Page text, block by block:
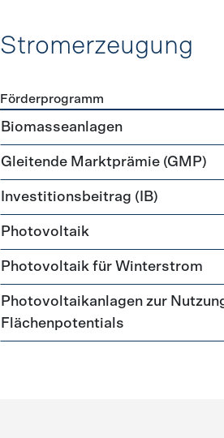
Stromerzeugung
Förderprogramme
Förderprogramm
Biomasseanlagen
Gleitende Marktprämie (GMP)
Investitionsbeitrag (IB)
Photovoltaik
Photovoltaik für Winterstrom
Photovoltaikanlagen zur
Flächenpotentials